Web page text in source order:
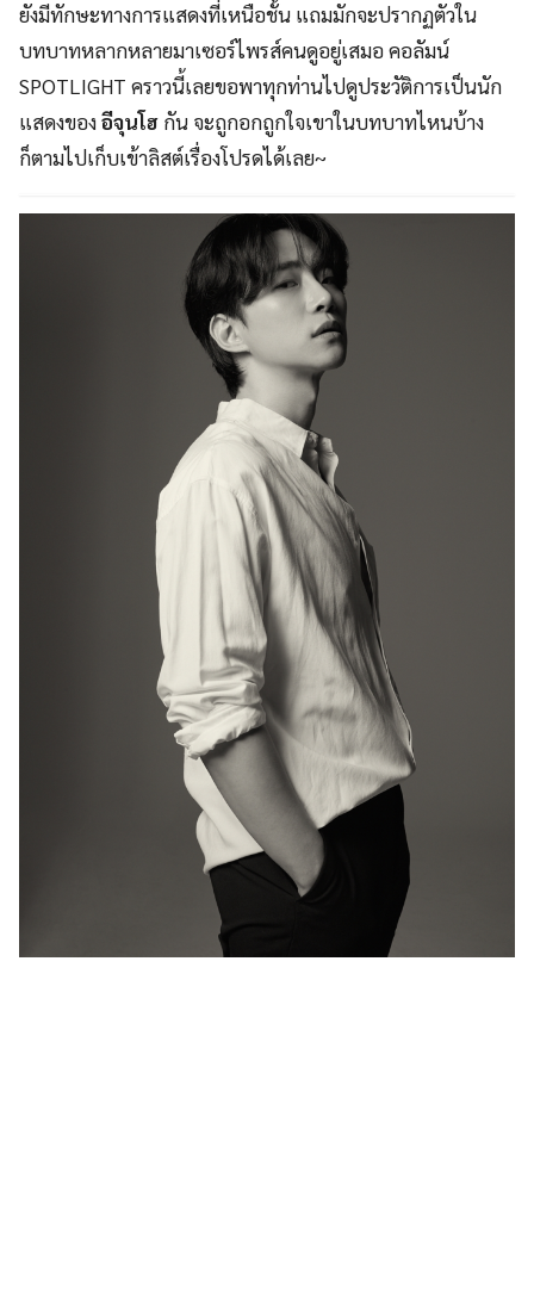
ยังมีทักษะทางการแสดงที่เหนือชั้น แถมมักจะปรากฏตัวใน
บทบาทหลากหลายมาเซอร์ไพรส์คนดูอยู่เสมอ คอลัมน์
SPOTLIGHT คราวนี้เลยขอพาทุกท่านไปดูประวัติการเป็นนัก
แสดงของอีจุนโฮ กัน จะถูกอกถูกใจเขาในบทบาทไหนบ้าง
ก็ตามไปเก็บเข้าลิสต์เรื่องโปรดได้เลย~